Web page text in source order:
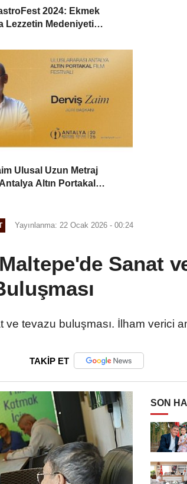
2024: Ekmek
Lezzetin Medeniyeti
Ulusal Uzun Metraj
Altın Portakal
Yayınlanma: 22 Ocak 2026 - 00:24
Sanat
ve tevazu buluşması. İlham verici
TAKİP ET
SON